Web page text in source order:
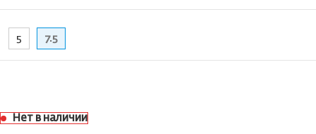
5 7.5
Нет в наличии